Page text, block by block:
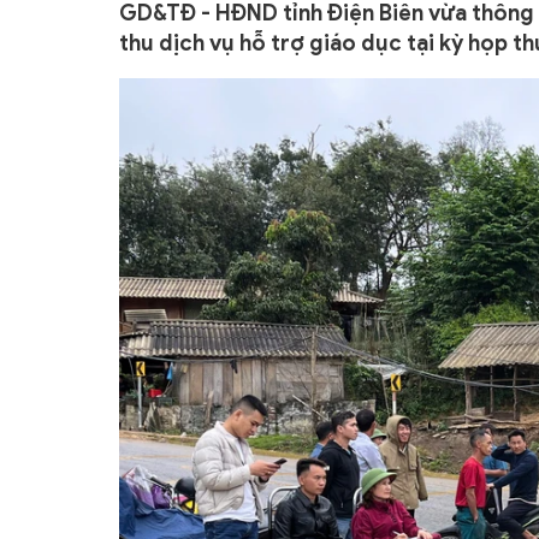
GD&TĐ - HĐND tỉnh Điện Biên vừa
thu dịch vụ hỗ trợ giáo dục tại kỳ họp